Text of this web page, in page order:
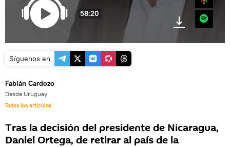
58:20 Spotify
Síguenos en
Fabián Cardozo
Desde Uruguay
Todos los artículos
Tras la decisión del presidente de Nicaragua,
Daniel Ortega, de retirar al país de la